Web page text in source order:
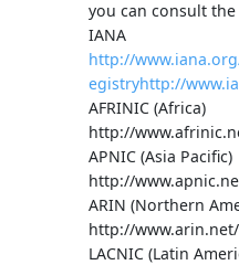
you can consult
IANA
http://
egistryhttp://
AFRINIC (Africa)
http://
APNIC (Asia Pacific)
http://
ARIN (Northern
http://
LACNIC (Latin